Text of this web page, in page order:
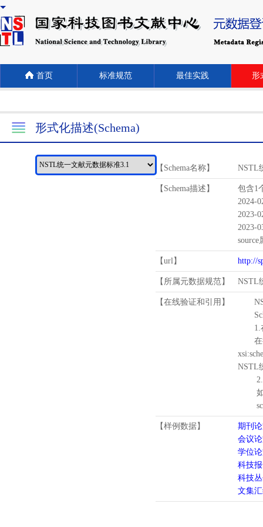
首页 标准规范 最佳实践 形
形式化描述(Schema)
【Schema名称】 NSTL
【Schema描述】
包含1
2024-
2023-
2023-
source
【url】 http://
【所属元数据规范】 NSTL
【在线验证和引用】
1.
在待
NSTL
2.
如需
【样例数据】
期刊
会议
学位
科技
科技
文集